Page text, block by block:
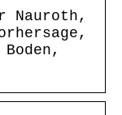
Nauroth,